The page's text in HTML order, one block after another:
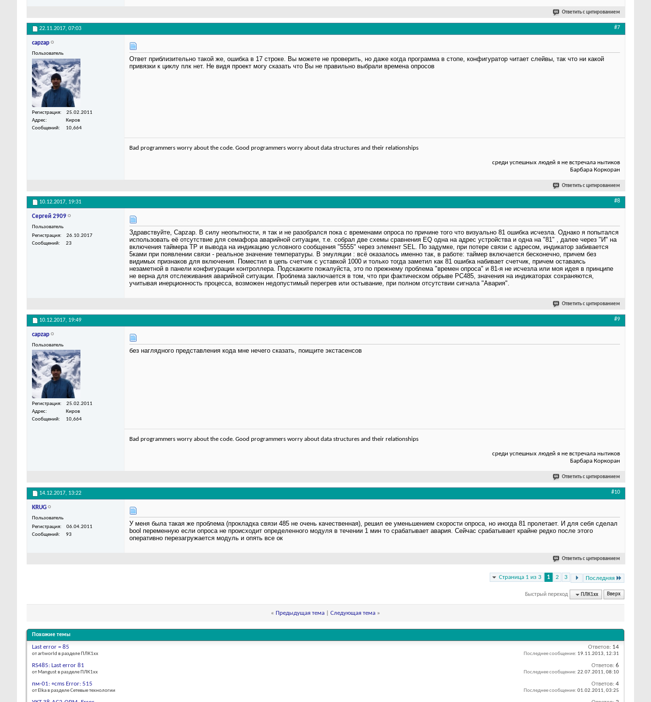
Ответить с цитированием
22.11.2017, 07:03 #7
capzap
Пользователь
Регистрация
25.02.2011
Адрес
Киров
Сообщений
10,664
Ответ приблизительно такой же, ошибка в 17 строке. Вы можете не проверить, но даже когда программа в стопе, конфигуратор читает слейвы, так что ни какой
привязки к циклу плк нет. Не видя проект могу сказать что Вы не правильно выбрали времена опросов
Bad programmers worry about the code. Good programmers worry about data structures and their relationships
среди успешных людей я не встречала нытиков
Барбара Коркоран
Ответить с цитированием
10.12.2017, 19:31 #8
Сергей 2909
Пользователь
Регистрация
26.10.2017
Сообщений
23
Здравствуйте, Capzap. В силу неопытности, я так и не разобрался пока с временами опроса по причине того что визуально 81 ошибка исчезла. Однако я попытался
использовать её отсутствие для семафора аварийной ситуации, т.е. собрал две схемы сравнения EQ одна на адрес устройства и одна на "81" , далее через "И" на
включения таймера ТР и вывода на индикацию условного сообщения "5555" через элемент SEL. По задумке, при потере связи с адресом, индикатор забивается
5ками при появлении связи - реальное значение температуры. В эмуляции : всё оказалось именно так, в работе: таймер включается бесконечно, причем без
видимых признаков для включения. Поместил в цепь счетчик с уставкой 1000 и только тогда заметил как 81 ошибка набивает счетчик, причем оставаясь
незаметной в панели конфигурации контроллера. Подскажите пожалуйста, это по прежнему проблема "времен опроса" и 81-я не исчезла или моя идея в принципе
не верна для отслеживания аварийной ситуации. Проблема заключается в том, что при фактическом обрыве РС485, значения на индикаторах сохраняются,
учитывая инерционность процесса, возможен недопустимый перегрев или остывание, при полном отсутствии сигнала "Авария".
Ответить с цитированием
10.12.2017, 19:49 #9
capzap
Пользователь
Регистрация
25.02.2011
Адрес
Киров
Сообщений
10,664
без наглядного представления кода мне нечего сказать, поищите экстасенсов
Bad programmers worry about the code. Good programmers worry about data structures and their relationships
среди успешных людей я не встречала нытиков
Барбара Коркоран
Ответить с цитированием
14.12.2017, 13:22 #10
KRUG
Пользователь
Регистрация
06.04.2011
Сообщений
93
У меня была такая же проблема (прокладка связи 485 не очень качественная), решил ее уменьшением скорости опроса, но иногда 81 пролетает. И для себя сделал
bool переменную если опроса не происходит определенного модуля в течении 1 мин то срабатывает авария. Сейчас срабатывает крайне редко после этого
оперативно перезагружается модуль и опять все ок
Ответить с цитированием
Страница 1 из 3 1 2 3 Последняя
Быстрый переход ПЛК1хх Вверх
« Предыдущая тема Следующая тема »
Похожие темы
Last error = 85
от artworld в разделе ПЛК1хх
Ответов: 14
Последнее сообщение: 19.11.2013, 12:31
RS485: Last error 81
от Mangust в разделе ПЛК1хх
Ответов: 6
Последнее сообщение: 22.07.2011, 08:10
пм-01: +cms Error: 515
от Elka в разделе Сетевые технологии
Ответов: 4
Последнее сообщение: 01.02.2011, 03:25